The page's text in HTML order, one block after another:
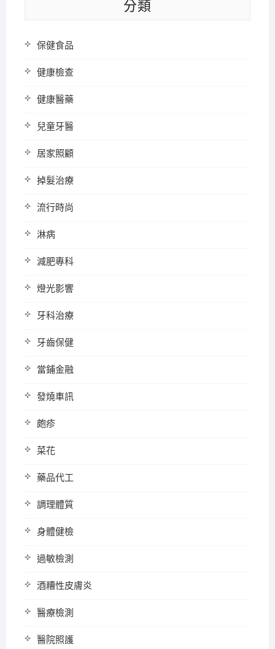
分類
保健食品
健康檢查
健康醫藥
兒童牙醫
居家照顧
掉髮治療
流行時尚
淋病
減肥專科
燈光影響
牙科治療
牙齒保健
當鋪金融
發燒車訊
皰疹
菜花
藥品代工
調理體質
身體健檢
過敏檢測
酒糟性皮膚炎
醫療檢測
醫院照護